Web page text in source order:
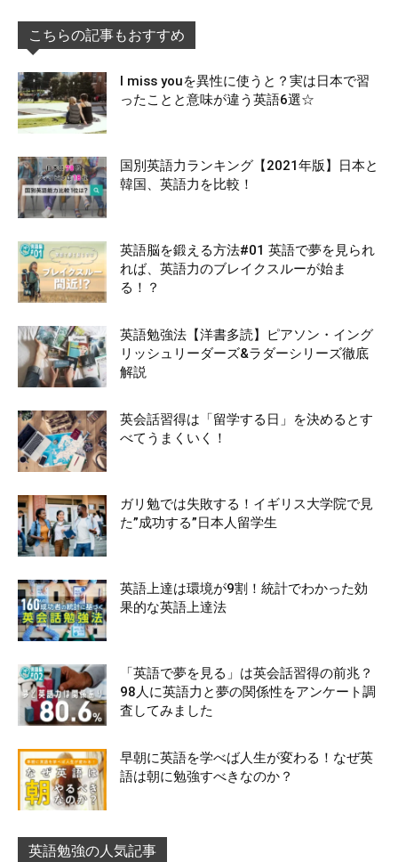
こちらの記事もおすすめ
I miss youを異性に使うと？実は日本で習
ったことと意味が違う英語6選☆
国別英語力ランキング【2021年版】日本と
韓国、英語力を比較！
英語脳を鍛える方法#01 英語で夢を見られ
れば、英語力のブレイクスルーが始ま
る！？
英語勉強法【洋書多読】ピアソン・イング
リッシュリーダーズ&ラダーシリーズ徹底
解説
英会話習得は「留学する日」を決めるとす
べてうまくいく！
ガリ勉では失敗する！イギリス大学院で見
た”成功する”日本人留学生
英語上達は環境が9割！統計でわかった効
果的な英語上達法
「英語で夢を見る」は英会話習得の前兆？
98人に英語力と夢の関係性をアンケート調
査してみました
早朝に英語を学べば人生が変わる！なぜ英
語は朝に勉強すべきなのか？
英語勉強の人気記事